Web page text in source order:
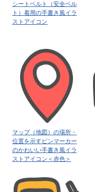
シートベルト（安全ベル
ト）着用の手書き風イラ
ストアイコン
マップ（地図）の場所・
位置を示すピンマーカー
のかわいい手書き風イラ
ストアイコン＜赤色＞